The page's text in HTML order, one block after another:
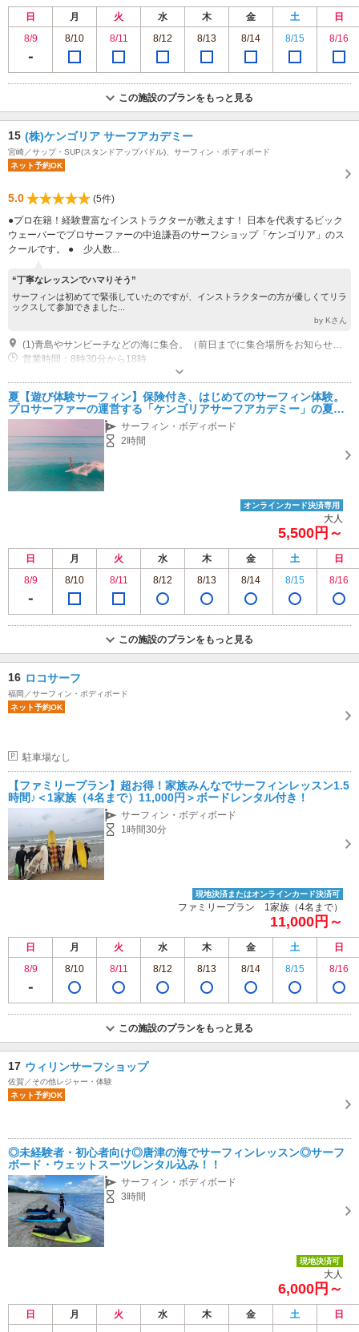
日 月 火 水 木 金 土
日
8/9
8/10 8/11 8/12 8/13 8/14 8/15 8/16
この施設のプランをもっと見る
15 (株)ケンゴリア サーフアカデミー
宮崎／サップ・SUP(スタンドアップパドル)、サーフィン・ボディボード
ネット予約OK
5.0
(5件)
●プロ在籍！経験豊富なインストラクターが教えます！ 日本を代表するビック
ウェーバーでプロサーファーの中迫謙吾のサーフショップ「ケンゴリア」のス
クールです。 ● 少人数...
“丁寧なレッスンでハマりそう”
サーフィンは初めてで緊張していたのですが、インストラクターの方が優しくてリラ
ックスして参加できました...
by Kさん
営業時間：8時30分から18時
夏【遊び体験サーフィン】保険付き、はじめてのサーフィン体験。
プロサーファーの運営する「ケンゴリアサーフアカデミー」の夏の
限定プラン
サーフィン・ボディボード
2時間
オンラインカード決済専用
大人
5,500円～
日 月 火 水 木 金 土
日
8/9
8/10 8/11 8/12 8/13 8/14 8/15 8/16
この施設のプランをもっと見る
16 ロコサーフ
福岡／サーフィン・ボディボード
ネット予約OK
駐車場なし
【ファミリープラン】超お得！家族みんなでサーフィンレッスン1.5
時間♪＜1家族（4名まで）11,000円＞ボードレンタル付き！
サーフィン・ボディボード
1時間30分
現地決済またはオンラインカード決済可
ファミリープラン 1家族（4名まで）
11,000円～
日 月 火 水 木 金 土
日
8/9
8/10 8/11 8/12 8/13 8/14 8/15 8/16
この施設のプランをもっと見る
17 ウィリンサーフショップ
佐賀／その他レジャー・体験
ネット予約OK
◎未経験者・初心者向け◎唐津の海でサーフィンレッスン◎サーフ
ボード・ウェットスーツレンタル込み！！
サーフィン・ボディボード
3時間
現地決済可
大人
6,000円～
日 月 火 水 木 金 土
日